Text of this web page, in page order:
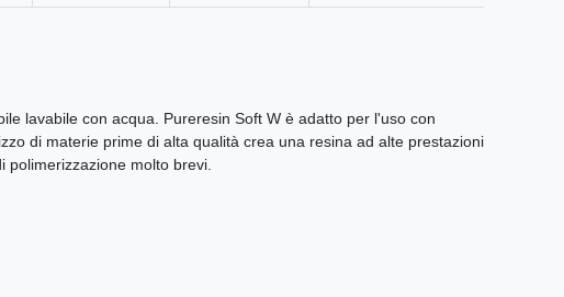
lavabile con acqua. Pureresin Soft W è adatto per l'uso con
di materie prime di alta qualità crea una resina ad alte prestazioni
molto brevi.